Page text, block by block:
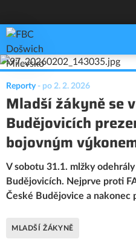
FBC Došwich Milevsko
Reporty - po 2. 2. 2026
Mladší žákyně se
Budějovicích
bojovným
V sobotu 31.1. mlžky
Budějovicích. Nejprve proti
České Budějovice a nakonec
MLADŠÍ ŽÁKYNĚ